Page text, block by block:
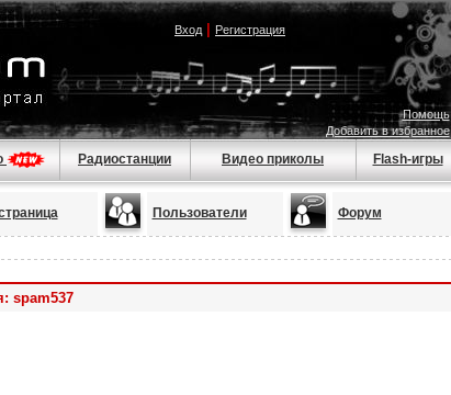
Вход| Регистрация
Помощь
Добавить в избранное
Радиостанции Видео приколы Flash-игры
Пользователи Форум
spam537